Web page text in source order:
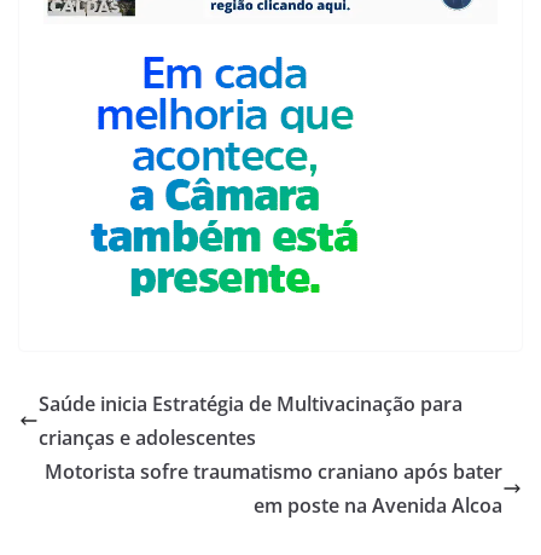
Saúde inicia Estratégia de Multivacinação para
crianças e adolescentes
Motorista sofre traumatismo craniano após bater
em poste na Avenida Alcoa